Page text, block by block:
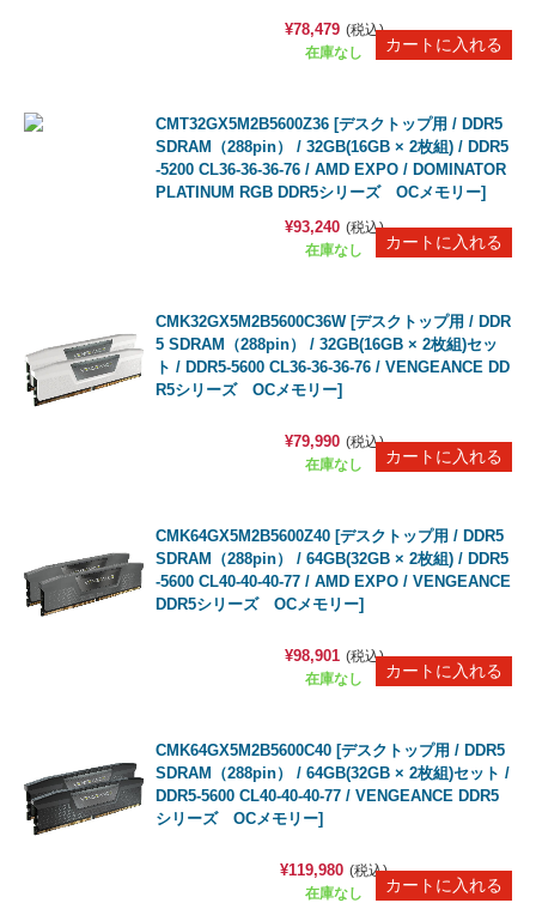
在庫なし
¥78,479 (税込)
CMT32GX5M2B5600Z36 [デスクトップ用 / DDR5
SDRAM（288pin） / 32GB(16GB × 2枚組) / DDR5
-5200 CL36-36-36-76 / AMD EXPO / DOMINATOR
PLATINUM RGB DDR5シリーズ OCメモリー]
在庫なし
¥93,240 (税込)
CMK32GX5M2B5600C36W [デスクトップ用 / DDR
5 SDRAM（288pin） / 32GB(16GB × 2枚組)セッ
ト / DDR5-5600 CL36-36-36-76 / VENGEANCE DD
R5シリーズ OCメモリー]
在庫なし
¥79,990 (税込)
CMK64GX5M2B5600Z40 [デスクトップ用 / DDR5
SDRAM（288pin） / 64GB(32GB × 2枚組) / DDR5
-5600 CL40-40-40-77 / AMD EXPO / VENGEANCE
DDR5シリーズ OCメモリー]
在庫なし
¥98,901 (税込)
CMK64GX5M2B5600C40 [デスクトップ用 / DDR5
SDRAM（288pin） / 64GB(32GB × 2枚組)セット /
DDR5-5600 CL40-40-40-77 / VENGEANCE DDR5
シリーズ OCメモリー]
在庫なし
¥119,980 (税込)